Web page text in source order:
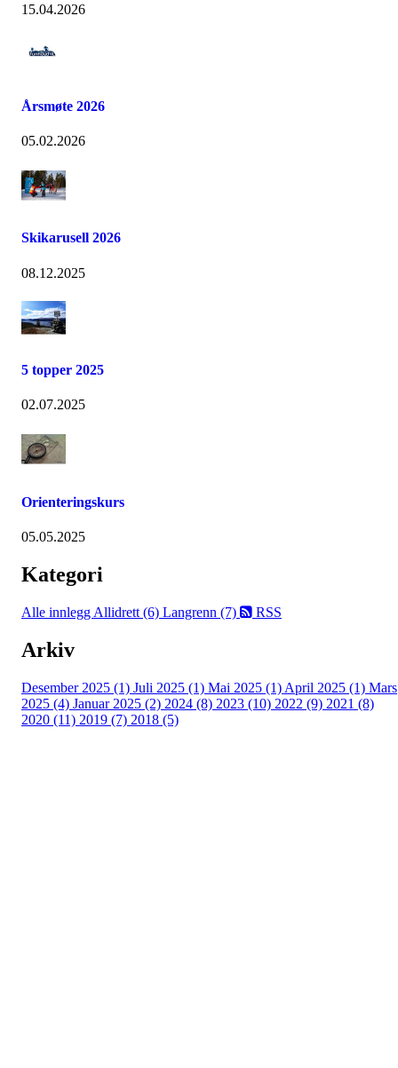
15.04.2026
Årsmøte 2026
05.02.2026
Skikarusell 2026
08.12.2025
5 topper 2025
02.07.2025
Orienteringskurs
05.05.2025
Kategori
Alle innlegg Allidrett (6) Langrenn (7) RSS
Arkiv
Desember 2025 (1) Juli 2025 (1) Mai 2025 (1) April 2025 (1) Mars
2025 (4) Januar 2025 (2) 2024 (8) 2023 (10) 2022 (9) 2021 (8)
2020 (11) 2019 (7) 2018 (5)